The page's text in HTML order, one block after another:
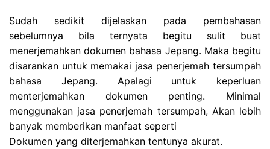
Sudah sedikit dijelaskan pada pembahasan
sebelumnya bila ternyata begitu sulit buat
menerjemahkan dokumen bahasa Jepang. Maka begitu
disarankan untuk memakai jasa penerjemah tersumpah
bahasa Jepang. Apalagi untuk keperluan
menterjemahkan dokumen penting. Minimal
menggunakan jasa penerjemah tersumpah, Akan lebih
banyak memberikan manfaat seperti
Dokumen yang diterjemahkan tentunya akurat.